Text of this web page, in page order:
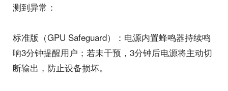
测到异常：
标准版（GPU Safeguard）：电源内置蜂鸣器持续鸣
响3分钟提醒用户；若未干预，3分钟后电源将主动切
断输出，防止设备损坏。